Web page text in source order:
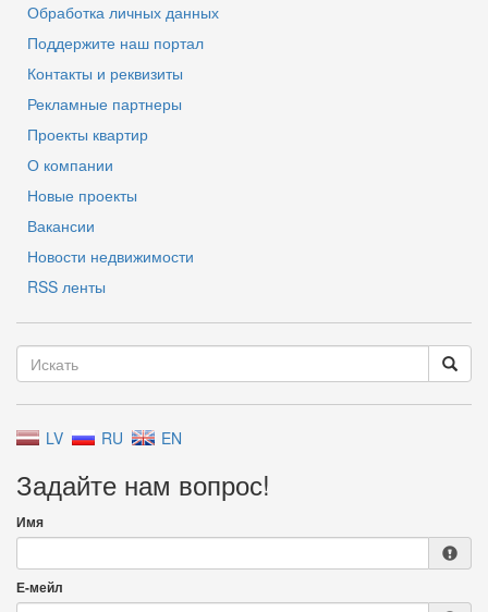
Обработка личных данных
Поддержите наш портал
Контакты и реквизиты
Рекламные партнеры
Проекты квартир
О компании
Новые проекты
Вакансии
Новости недвижимости
RSS ленты
LV RU EN
Задайте нам вопрос!
Имя
Е-мейл